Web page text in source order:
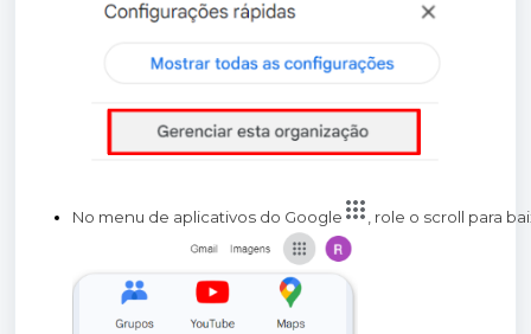
No menu de aplicativos do Google , role o scroll para